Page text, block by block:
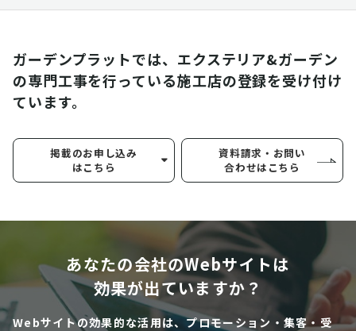
ガーデンプラットでは、エクステリア&ガーデン
の専門工事を行っている施工店の登録を受け付け
ています。
掲載のお申し込み
はこちら
資料請求・お問い
合わせはこちら
あなたの会社のWebサイトは
効果が出ていますか？
Webサイトの効果的な活用は、プロモーション・集客・受